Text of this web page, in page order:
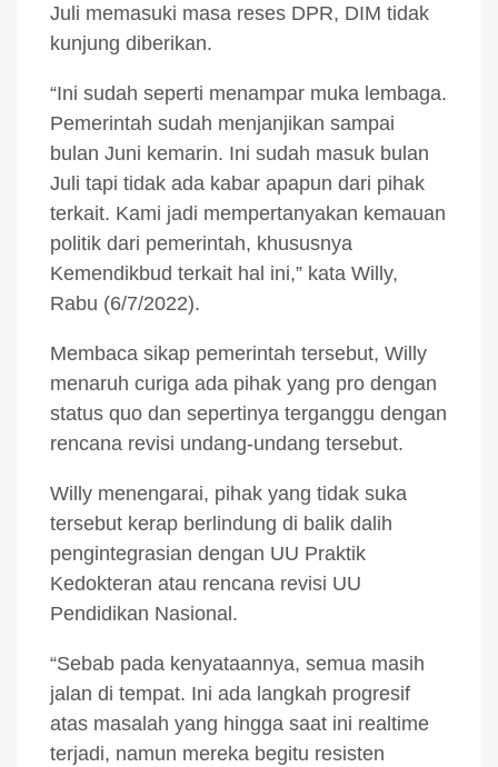
Juli memasuki masa reses DPR, DIM tidak
kunjung diberikan.
“Ini sudah seperti menampar muka lembaga.
Pemerintah sudah menjanjikan sampai
bulan Juni kemarin. Ini sudah masuk bulan
Juli tapi tidak ada kabar apapun dari pihak
terkait. Kami jadi mempertanyakan kemauan
politik dari pemerintah, khususnya
Kemendikbud terkait hal ini,” kata Willy,
Rabu (6/7/2022).
Membaca sikap pemerintah tersebut, Willy
menaruh curiga ada pihak yang pro dengan
status quo dan sepertinya terganggu dengan
rencana revisi undang-undang tersebut.
Willy menengarai, pihak yang tidak suka
tersebut kerap berlindung di balik dalih
pengintegrasian dengan UU Praktik
Kedokteran atau rencana revisi UU
Pendidikan Nasional.
“Sebab pada kenyataannya, semua masih
jalan di tempat. Ini ada langkah progresif
atas masalah yang hingga saat ini realtime
terjadi, namun mereka begitu resisten